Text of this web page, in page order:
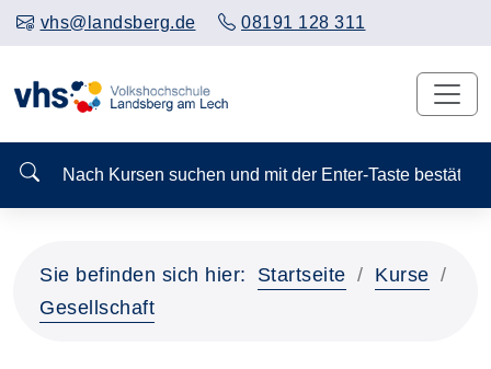
vhs@landsberg.de 08191 128 311
Nach Kursen suchen und mit der Enter-Taste
Sie befinden sich hier: Startseite
Kurse
Gesellschaft